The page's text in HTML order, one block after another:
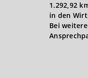
1.292,92
in den
Bei